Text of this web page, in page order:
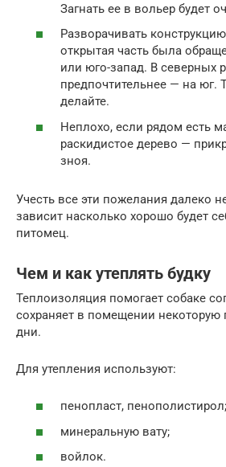
Загнать ее в вольер будет
Разворачивать
открытая часть была
или юго-запад. В северных
предпочтительнее — на юг.
делайте.
Неплохо, если рядом есть
раскидистое дерево —
зноя.
Учесть все эти пожелания далеко
зависит насколько хорошо будет
питомец.
Чем и как утеплять будку
Теплоизоляция помогает собаке
сохраняет в помещении некоторую
дни.
Для утепления используют:
пенопласт, пенополистирол;
минеральную вату;
войлок.